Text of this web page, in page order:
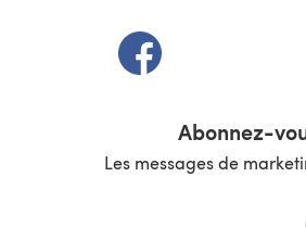
(s'ouvre dans un
Abonnez-
Les messages de